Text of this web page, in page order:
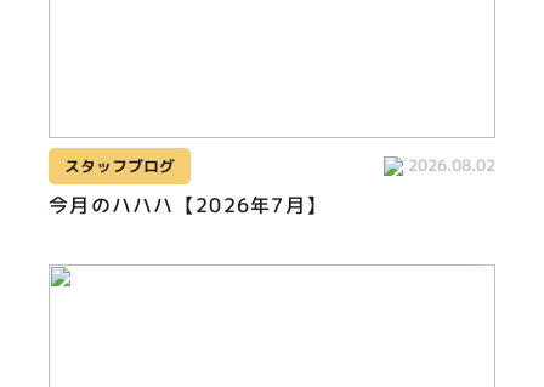
スタッフブログ 2026.08.02
今月のハハハ【2026年7月】